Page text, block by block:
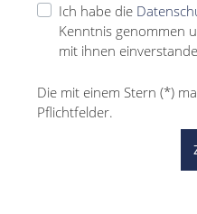
Ich habe die
Kenntnis genommen
mit ihnen
Die mit einem Stern (*)
Pflichtfelder.